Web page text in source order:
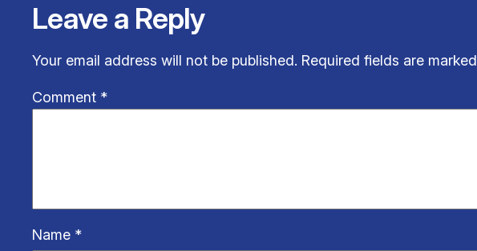
Leave a Reply
Your email address will not be published. Required fields are marked
Comment *
Name *